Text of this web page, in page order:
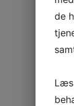
de
Læs